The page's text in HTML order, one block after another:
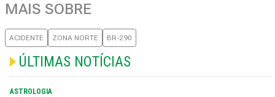
MAIS SOBRE
ACIDENTE ZONA NORTE BR-290
ÚLTIMAS NOTÍCIAS
ASTROLOGIA